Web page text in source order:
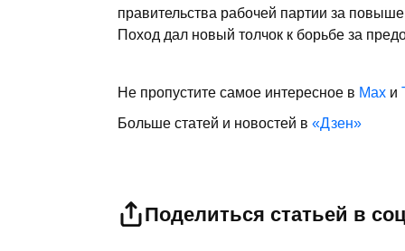
правительства рабочей партии за
Поход дал новый толчок к борьбе за
Не пропустите самое интересное в Max и
Больше статей и новостей в «Дзен»
Поделиться статьей в